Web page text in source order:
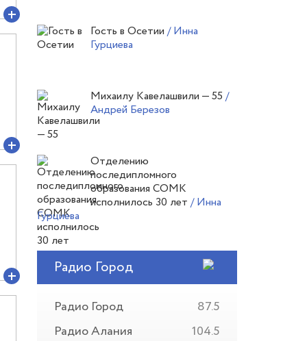
Гость в Осетии/ Инна
Гурциева
Михаилу Кавелашвили — 55/
Андрей Березов
Отделению
последипломного
образования СОМК
исполнилось 30 лет/ Инна
Гурциева
Радио Город
Радио Город
87.5
Радио Алания
104.5